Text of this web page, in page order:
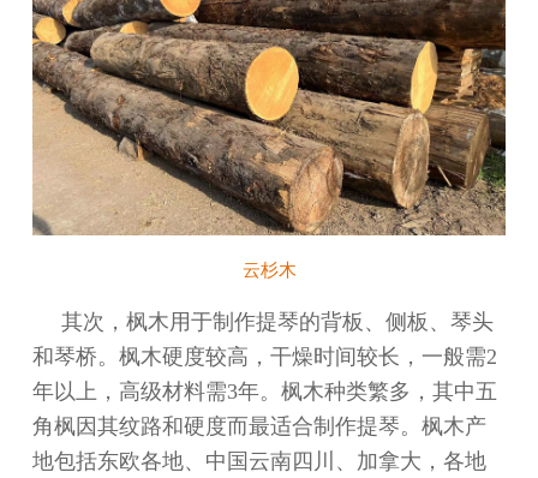
云杉木
其次，枫木用于制作提琴的背板、侧板、琴头
和琴桥。枫木硬度较高，干燥时间较长，一般需2
年以上，高级材料需3年。枫木种类繁多，其中五
角枫因其纹路和硬度而最适合制作提琴。枫木产
地包括东欧各地、中国云南四川、加拿大，各地